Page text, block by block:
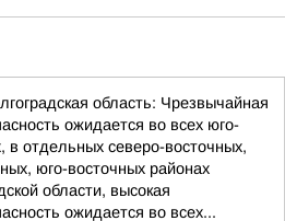
область: Чрезвычайная
ожидается во всех юго-
в отдельных северо-восточных,
юго-восточных районах
области, высокая
ожидается во всех...